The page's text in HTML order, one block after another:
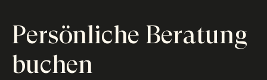
Persönliche Beratung
buchen